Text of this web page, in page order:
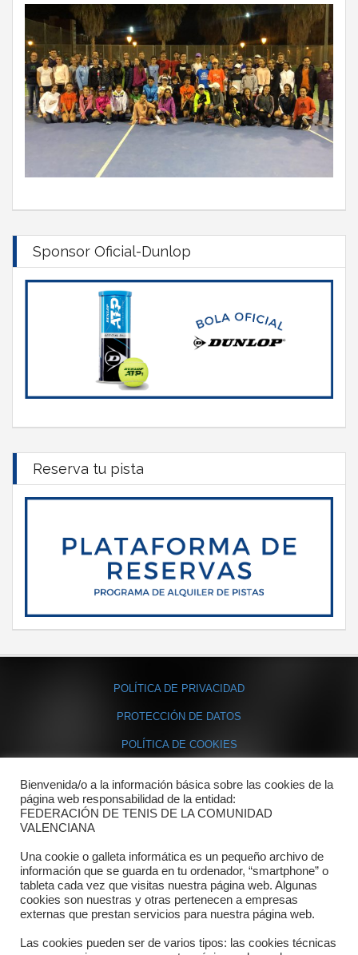
Sponsor Oficial-Dunlop
Reserva tu pista
POLÍTICA DE PRIVACIDAD
PROTECCIÓN DE DATOS
POLÍTICA DE COOKIES
Contacto
Dónde estamos
Directorio departamentos
Horario
Formulario de contacto
Bienvenida/o a la información básica sobre las cookies de la
página web responsabilidad de la entidad:
FEDERACIÓN DE TENIS DE LA COMUNIDAD
VALENCIANA
Una cookie o galleta informática es un pequeño archivo de
información que se guarda en tu ordenador, “smartphone” o
tableta cada vez que visitas nuestra página web. Algunas
cookies son nuestras y otras pertenecen a empresas
externas que prestan servicios para nuestra página web.
Las cookies pueden ser de varios tipos: las cookies técnicas